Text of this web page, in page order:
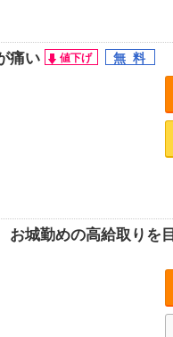
痛い
お城勤めの高給取りを